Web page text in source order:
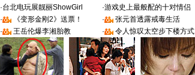
·台北电玩展靓丽ShowGirl ·游戏史上最般配的十对情侣
·
《变形金刚2》送票！ ·
张元首透露戒毒生活
·
王岳伦爆李湘胎教 · 令人惊叹太空步下楼方式